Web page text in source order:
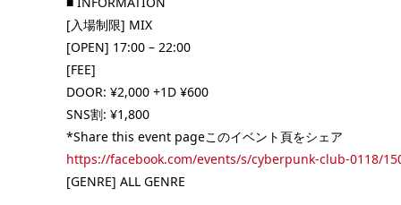
[入場制限] MIX
[OPEN] 17:00 – 22:00
[FEE]
DOOR: ¥2,000 +1D ¥600
SNS割: ¥1,800
*Share this event pageこのイベント頁をシェア
https://facebook.com/events/s/cyberpunk-club-0118/
[GENRE] ALL GENRE
20:00 –
以降 通常料
ボトル ¥4,5
チャージ ¥1,500 ボトル ¥4,500 [GEN […] ...